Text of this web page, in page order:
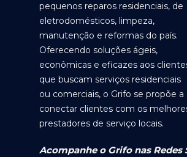
pequenos reparos residenciais, de
eletrodomésticos, limpeza,
manutenção e reformas do país.
Oferecendo soluções ágeis,
econômicas e eficazes aos
que buscam serviços residenciais
ou comerciais, o Grifo se propõe a
conectar clientes com os
prestadores de serviço locais.
Acompanhe o Grifo nas Redes